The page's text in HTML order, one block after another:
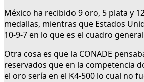
México ha recibido 9 oro, 5 plata y
medallas, mientras que Estados
10-9-7 en lo que es el cuadro
Otra cosa es que la CONADE
reservados que en la competencia
el oro sería en el K4-500 lo cual no